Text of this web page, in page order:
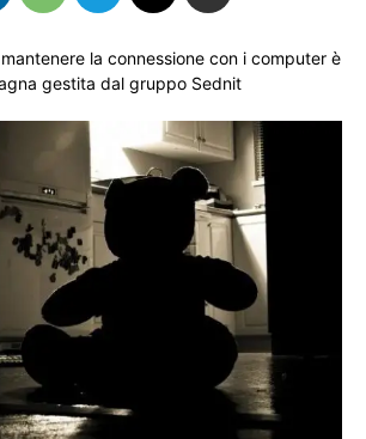
la connessione con i computer è
gestita dal gruppo Sednit